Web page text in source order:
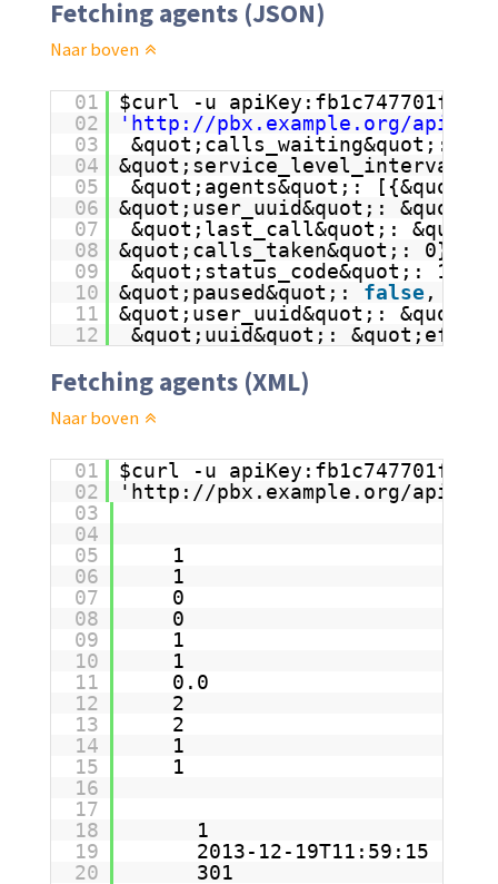
Fetching agents (JSON)
Naar boven
01
$curl -u
02
' http://pbx.example.org/apis/
03
&quot;calls_waiting&quot;: 0,
04
05
&quot;agents&quot;:
06
&quot;user_uuid&quot;:
07
&quot;last_call&quot;:
08
&quot;calls_taken&quot;: 0},
09
&quot;status_code&quot;: 1,
10
&quot;paused&quot;: false,
11
&quot;user_uuid&quot;:
12
&quot;uuid&quot;:
Fetching agents (XML)
Naar boven
01
$curl -u
02
' http://pbx.example.org/apis/
03
04
05
1
06
1
07
0
08
0
09
1
10
1
11
0.0
12
2
13
2
14
1
15
1
16
17
18
1
19
2013-12-19T11:59:15
20
301